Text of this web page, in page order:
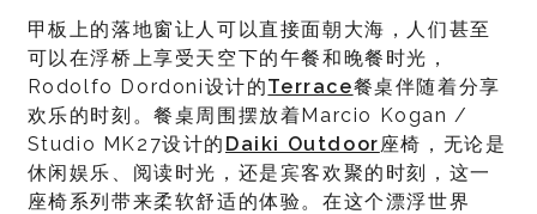
甲板上的落地窗让人可以直接面朝大海，人们甚至
可以在浮桥上享受天空下的午餐和晚餐时光，
Rodolfo Dordoni设计的Terrace餐桌伴随着分享
欢乐的时刻。餐桌周围摆放着Marcio Kogan /
Studio MK27设计的 Daiki Outdoor座椅，无论是
休闲娱乐、阅读时光，还是宾客欢聚的时刻，这一
座椅系列带来柔软舒适的体验。在这个漂浮世界